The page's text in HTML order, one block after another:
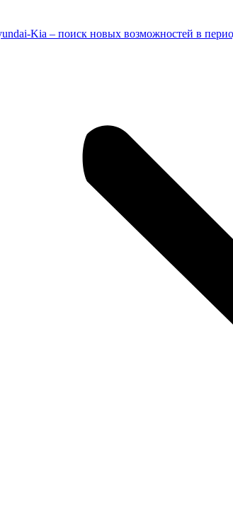
Kia – поиск новых возможностей в